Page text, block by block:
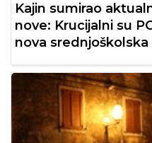
Kajin sumirao
nove: Krucijalni su
nova srednjoškolska